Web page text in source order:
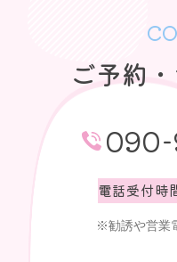
ご予約
090-
電話受付時